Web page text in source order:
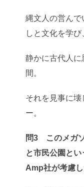
縄文人の営んで
しと文化を学び
静かに古代人
間。
それを見事に
ー。
問3 このメガ
と市民公園とい
Amp社が考慮